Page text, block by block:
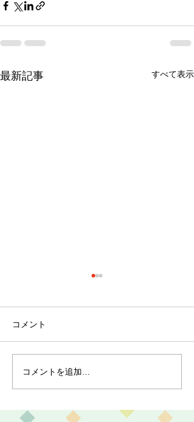
最新記事 すべて表示
最近のブーム〜小規模多
機能ホーム麻姑の小町伊
コメント
コメントを追加…